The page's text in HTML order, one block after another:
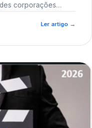
corporações
a órgãos como a
Ler artigo →